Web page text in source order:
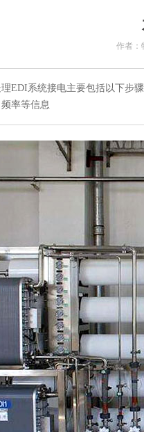
作者：
EDI系统接电主要包括以下步
率等信息